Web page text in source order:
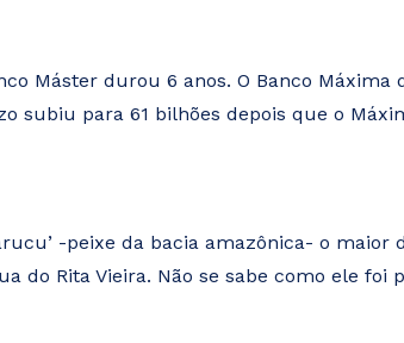
Máster durou 6 anos. O Banco
subiu para 61 bilhões depois que o
-peixe da bacia amazônica- o maior
do Rita Vieira. Não se sabe como ele foi